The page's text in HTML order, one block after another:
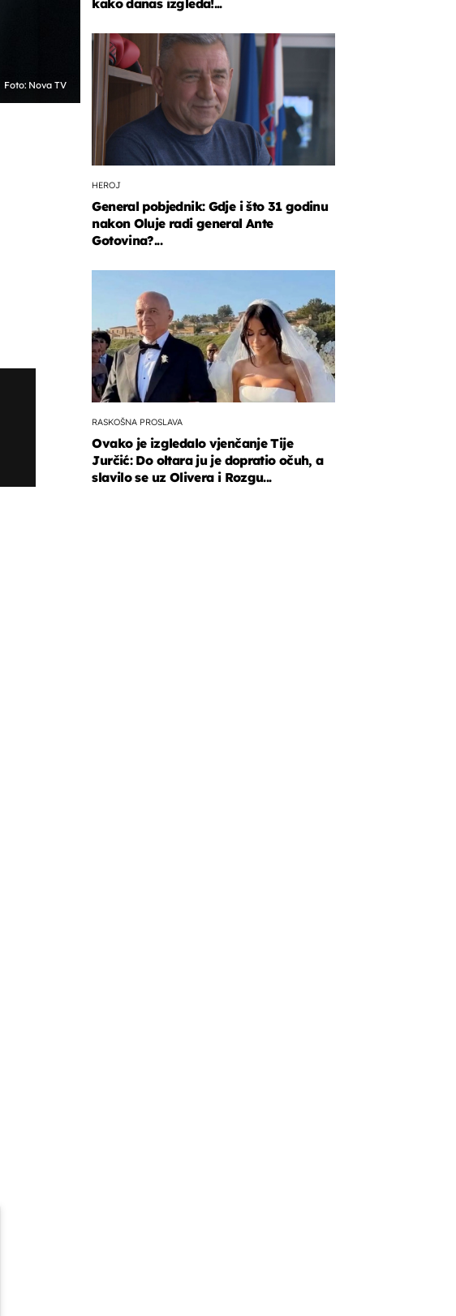
Foto: Nova TV
kako danas izgleda!...
HEROJ
General pobjednik: Gdje i što 31 godinu
nakon Oluje radi general Ante
Gotovina?...
RASKOŠNA PROSLAVA
Ovako je izgledalo vjenčanje Tije
Jurčić: Do oltara ju je dopratio očuh, a
slavilo se uz Olivera i Rozgu...